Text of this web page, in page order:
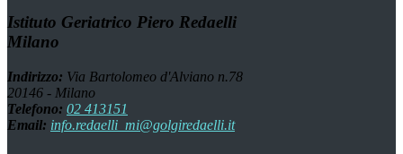
Istituto Geriatrico Piero Redaelli
Milano
Indirizzo: Via Bartolomeo d'Alviano n.78
20146 - Milano
Telefono: 02 413151
Email: info.redaelli_mi@golgiredaelli.it